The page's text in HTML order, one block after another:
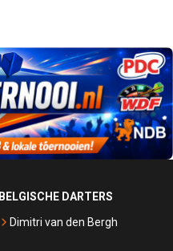
BELGISCHE DARTERS
Dimitri van den Bergh